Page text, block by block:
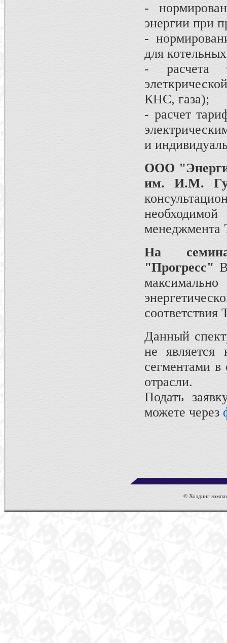
-
энергии при
-
для
- расчета
КНС, газа);
- расчет
и
ООО
им. И.М.
На
"Прогресс"
Данный
не является
сегментами в
отрасли.
Подать
можете через
© Холдинг